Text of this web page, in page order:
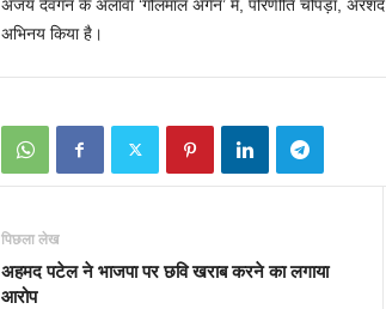
अजय देवगन के अलावा ‘गोलमाल अगेन’ में, परिणीति चोपड़ा,
अभिनय किया है।
पिछला लेख
अहमद पटेल ने भाजपा पर छवि खराब करने का लगाया
आरोप